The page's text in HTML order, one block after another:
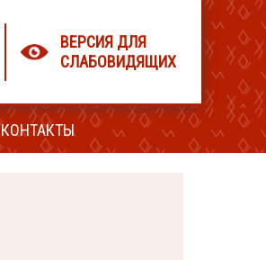
ВЕРСИЯ ДЛЯ
СЛАБОВИДЯЩИХ
КОНТАКТЫ